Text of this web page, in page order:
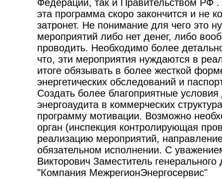
Федерации, так и Правительством РФ
эта программа скоро закончится и не
затронет. Не понимание для чего это
мероприятий либо нет денег, либо
проводить. Необходимо более
что, эти мероприятия нуждаются в
итоге обязывать в более жесткой
энергетических обследований и
Создать более благоприятные
энергоаудита в коммерческих
программу мотивации. Возможно
орган (инспекция контролирующая
реализацию мероприятий,
обязательном исполнении. С
Викторович Заместитель
"Компания МежрегионЭнергосервис"